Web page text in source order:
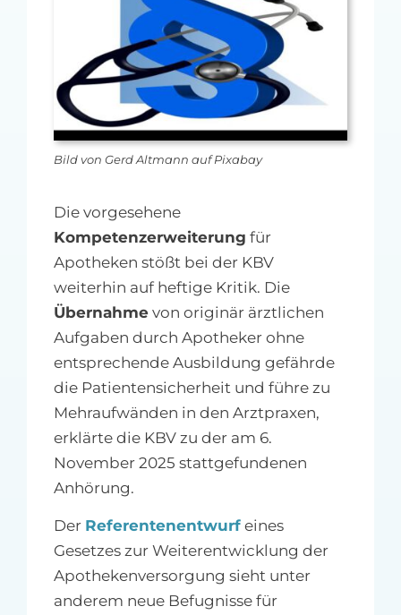
MFA-heute Newsletter-Anmeldung
Über uns
Ihre Werbung auf MFA-heute.de
SucheBild von Gerd Altmann auf Pixabay
Die vorgesehene
Kompetenzerweiterung für
Apotheken stößt bei der KBV
weiterhin auf heftige Kritik. Die
Übernahmevon originär ärztlichen
Aufgaben durch Apotheker ohne
entsprechende Ausbildung gefährde
die Patientensicherheit und führe zu
Mehraufwänden in den Arztpraxen,
erklärte die KBV zu der am 6.
November 2025 stattgefundenen
Anhörung.
Der Referentenentwurfeines
Gesetzes zur Weiterentwicklung der
Apothekenversorgung sieht unter
anderem neue Befugnisse für